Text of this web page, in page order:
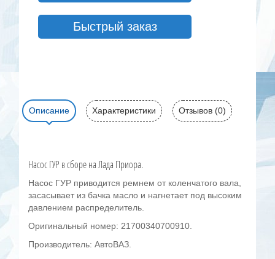
Быстрый заказ
Описание Характеристики Отзывов (0)
Насос ГУР в сборе на Лада Приора.
Насос ГУР приводится ремнем от коленчатого вала,
засасывает из бачка масло и нагнетает под высоким
давлением распределитель.
Оригинальный номер: 21700340700910.
Производитель: АвтоВАЗ.